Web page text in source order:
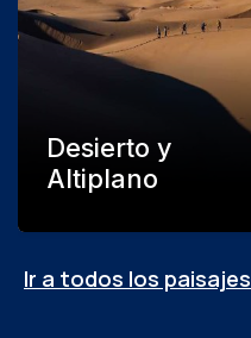
Desierto y
Altiplano
Ir a todos los paisajes